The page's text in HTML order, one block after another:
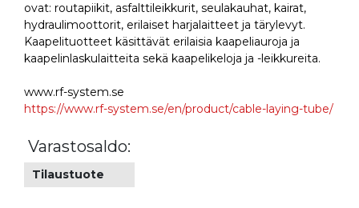
ovat: routapiikit, asfalttileikkurit, seulakauhat, kairat,
hydraulimoottorit, erilaiset harjalaitteet ja tärylevyt.
Kaapelituotteet käsittävät erilaisia kaapeliauroja ja
kaapelinlaskulaitteita sekä kaapelikeloja ja -leikkureita.
www.rf-system.se
https://www.rf-system.se/en/product/cable-laying-tube/
Varastosaldo:
Tilaustuote